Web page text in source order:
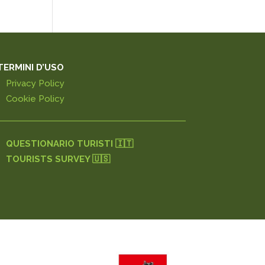
D’USO
Privacy Policy
Cookie Policy
QUESTIONARIO TURISTI 🇮🇹
TOURISTS SURVEY 🇺🇸